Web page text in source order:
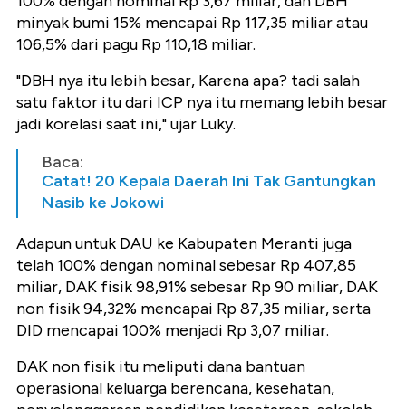
minyak bumi 15% mencapai Rp 117,35 miliar atau
106,5% dari pagu Rp 110,18 miliar.
"DBH nya itu lebih besar, Karena apa? tadi salah
satu faktor itu dari ICP nya itu memang lebih besar
jadi korelasi saat ini," ujar Luky.
Baca:
Catat! 20 Kepala Daerah Ini Tak Gantungkan
Nasib ke Jokowi
Adapun untuk DAU ke Kabupaten Meranti juga
telah 100% dengan nominal sebesar Rp 407,85
miliar, DAK fisik 98,91% sebesar Rp 90 miliar, DAK
non fisik 94,32% mencapai Rp 87,35 miliar, serta
DID mencapai 100% menjadi Rp 3,07 miliar.
DAK non fisik itu meliputi dana bantuan
operasional keluarga berencana, kesehatan,